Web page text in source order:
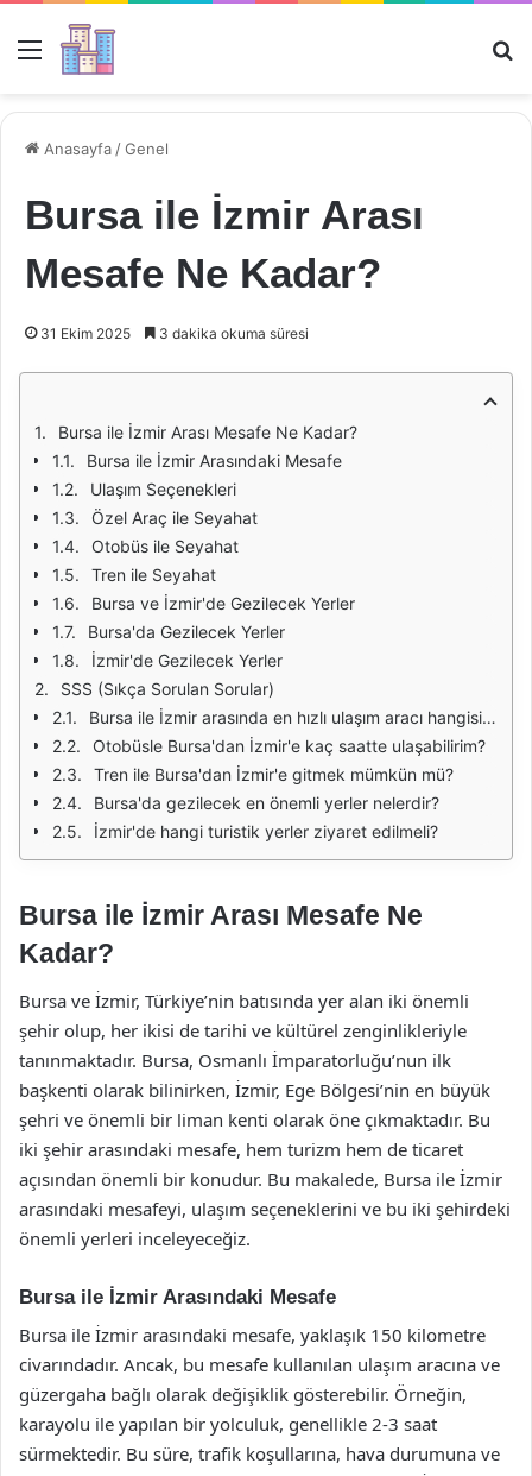
Menü
Anasayfa /Genel
Bursa ile İzmir Arası
Mesafe Ne Kadar?
31 Ekim 2025 3 dakika okuma süresi
Bursa ile İzmir Arası Mesafe Ne Kadar?
Bursa ile İzmir Arasındaki Mesafe
Ulaşım Seçenekleri
Özel Araç ile Seyahat
Otobüs ile Seyahat
Tren ile Seyahat
Bursa ve İzmir'de Gezilecek Yerler
Bursa'da Gezilecek Yerler
İzmir'de Gezilecek Yerler
SSS (Sıkça Sorulan Sorular)
Bursa ile İzmir arasında en hızlı ulaşım aracı hangisidir?
Otobüsle Bursa'dan İzmir'e kaç saatte ulaşabilirim?
Tren ile Bursa'dan İzmir'e gitmek mümkün mü?
Bursa'da gezilecek en önemli yerler nelerdir?
İzmir'de hangi turistik yerler ziyaret edilmeli?
Bursa ile İzmir Arası Mesafe Ne
Kadar?
Bursa ve İzmir, Türkiye’nin batısında yer alan iki önemli
şehir olup, her ikisi de tarihi ve kültürel zenginlikleriyle
tanınmaktadır. Bursa, Osmanlı İmparatorluğu’nun ilk
başkenti olarak bilinirken, İzmir, Ege Bölgesi’nin en büyük
şehri ve önemli bir liman kenti olarak öne çıkmaktadır. Bu
iki şehir arasındaki mesafe, hem turizm hem de ticaret
açısından önemli bir konudur. Bu makalede, Bursa ile İzmir
arasındaki mesafeyi, ulaşım seçeneklerini ve bu iki şehirdeki
önemli yerleri inceleyeceğiz.
Bursa ile İzmir Arasındaki Mesafe
Bursa ile İzmir arasındaki mesafe, yaklaşık 150 kilometre
civarındadır. Ancak, bu mesafe kullanılan ulaşım aracına ve
güzergaha bağlı olarak değişiklik gösterebilir. Örneğin,
karayolu ile yapılan bir yolculuk, genellikle 2-3 saat
sürmektedir. Bu süre, trafik koşullarına, hava durumuna ve